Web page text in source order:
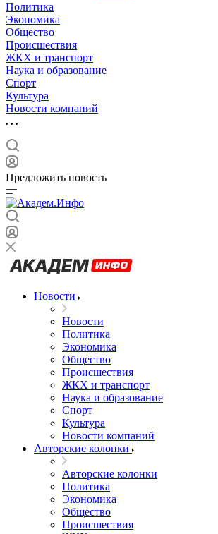
Политика
Экономика
Общество
Происшествия
ЖКХ и транспорт
Наука и образование
Спорт
Культура
Новости компаний
Предложить новость
Новости
Новости
Политика
Экономика
Общество
Происшествия
ЖКХ и транспорт
Наука и образование
Спорт
Культура
Новости компаний
Авторские колонки
Авторские колонки
Политика
Экономика
Общество
Происшествия